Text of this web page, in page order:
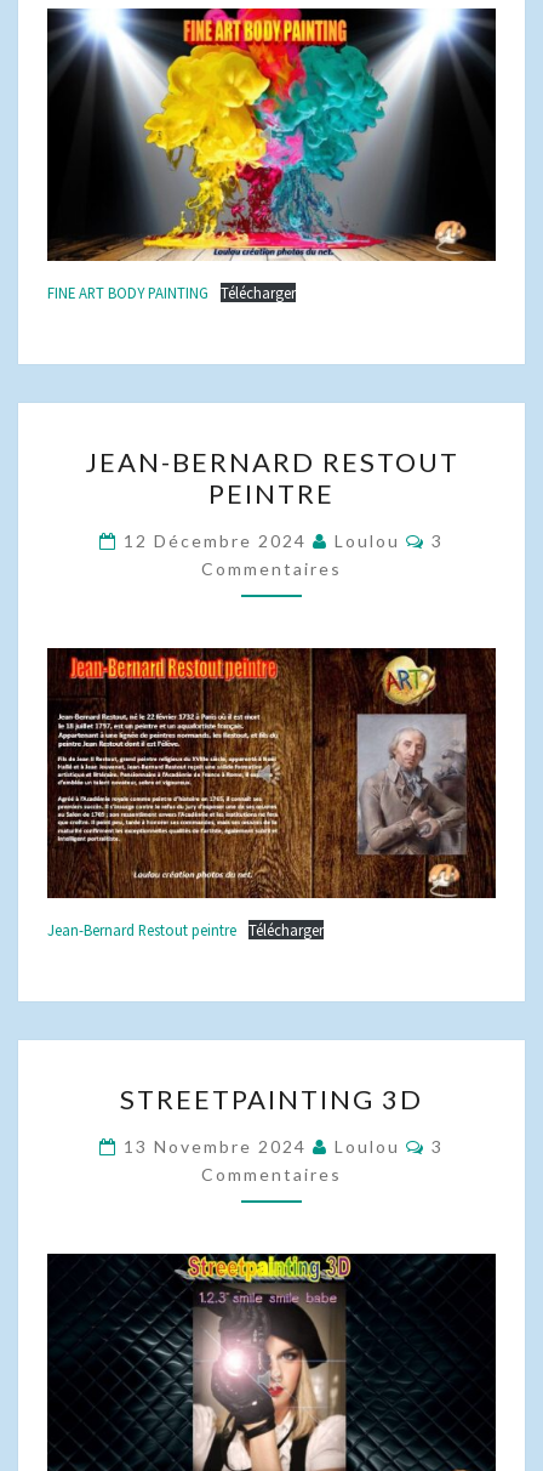
FINE ART BODY PAINTING Télécharger
BERNARD
RESTOUT
PEINTRE
JEAN-BERNARD RESTOUT
PEINTRE
12 Décembre 2024 Loulou
3
Commentaires
Jean-Bernard Restout peintre Télécharger
3D
STREETPAINTING 3D
13 Novembre 2024 Loulou
3
Commentaires